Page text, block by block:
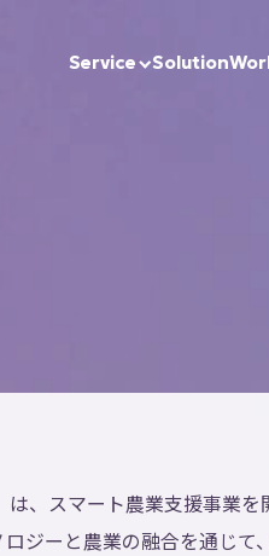
Service Solution
、スマート農業支援事業を
ジーと農業の融合を通じて